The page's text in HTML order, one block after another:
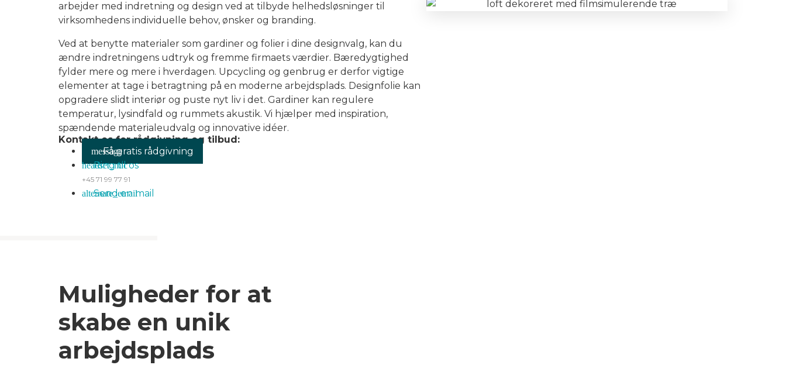
arbejder med indretning og design ved at tilbyde helhedsløsninger til
virksomhedens individuelle behov, ønsker og branding.
Ved at benytte materialer som gardiner og folier i dine designvalg, kan du
ændre indretningens udtryk og fremme firmaets værdier. Bæredygtighed
fylder mere og mere i hverdagen. Upcycling og genbrug er derfor vigtige
elementer at tage i betragtning på en moderne arbejdsplads. Designfolie kan
opgradere slidt interiør og puste nyt liv i det. Gardiner kan regulere
temperatur, lysindfald og rummets akustik. Vi hjælper med inspiration,
spændende materialeudvalg og innovative idéer.
Kontakt os for rådgivning og tilbud:
Få gratis rådgivning
Ring til os
+45 71 99 77 91
Send en mail
Muligheder for at
skabe en unik
arbejdsplads